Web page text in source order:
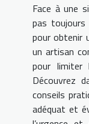
Face à une
pas
pour obtenir
un artisan
pour limiter
Découvrez
conseils
adéquat et